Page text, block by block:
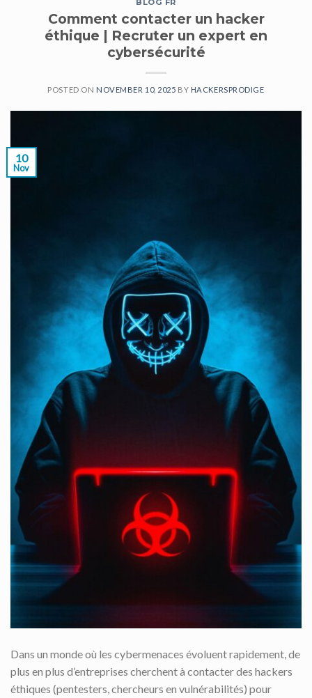
BLOG FR
Comment contacter un hacker
éthique | Recruter un expert en
cybersécurité
POSTED ON NOVEMBER 10, 2025 BY HACKERSPRODIGE
10
Nov
Dans un monde où les cybermenaces évoluent rapidement, de
plus en plus d’entreprises cherchent à contacter des hackers
éthiques (pentesters, chercheurs en vulnérabilités) pour